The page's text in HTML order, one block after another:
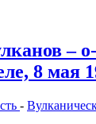
8 мая
-